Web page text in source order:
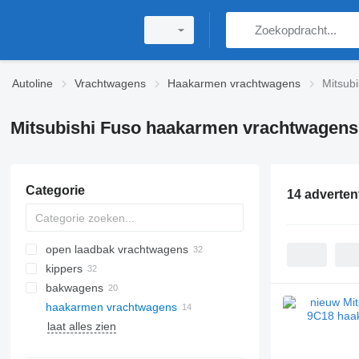
Autoline Vrachtwagens Haakarmen vrachtwagens
Mitsubishi Fuso haakarmen vrachtwagens
Categorie
open laadbak vrachtwagens
kippers
bakwagens
haakarmen vrachtwagens
laat alles zien
14